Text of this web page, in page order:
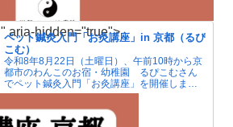
ペット鍼灸入門「お灸講座」in 京都（るぴ
こむ）
令和8年8月22日（土曜日）、午前10時から京
都市のわんこのお宿・幼稚園 るぴこむさん
でペット鍼灸入門「お灸講座」を開催しま
す。夏はエアコンによる冷えで人もペットも
自律神経が傷みがちです。お灸で血行をよく
して冷えを解消しましょう。
" aria-hidden="true">